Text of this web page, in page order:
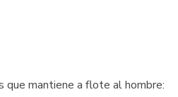
que mantiene a flote al hombre: